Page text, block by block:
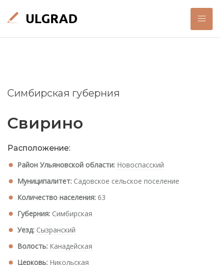
Симбирская губерния
Свирино
Расположение:
Район Ульяновской области: Новоспасский
Муниципалитет: Садовское сельское поселение
Количество населения: 63
Губерния: Симбирская
Уезд: Сызранский
Волость: Канадейская
Церковь: Никольская